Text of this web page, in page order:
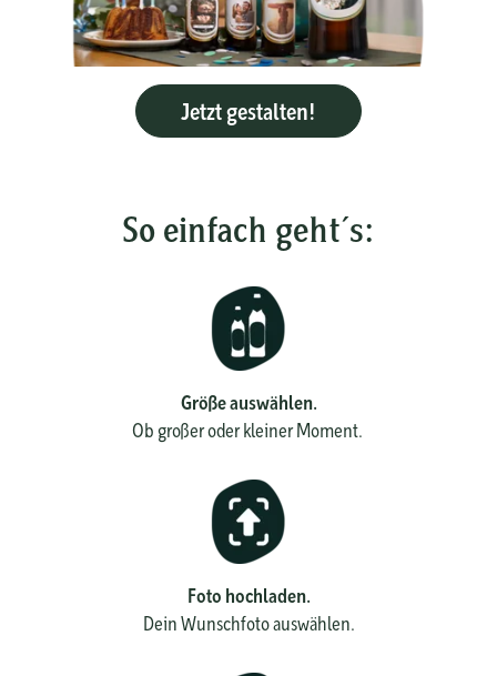
Jetzt gestalten!
So einfach geht´s:
Größe auswählen.
Ob großer oder kleiner Moment.
Foto hochladen.
Dein Wunschfoto auswählen.